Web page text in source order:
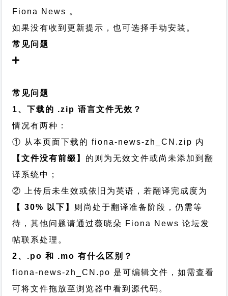
Fiona News 。
如果没有收到更新提示，也可选择手动安装。
常见问题
常见问题
1、下载的 .zip 语言文件无效？
情况有两种：
① 从本页面下载的 fiona-news-zh_CN.zip 内
【文件没有前缀】 的则为无效文件或尚未添加到翻
译系统中；
② 上传后未生效或依旧为英语，若翻译完成度为
【 30% 以下】 则尚处于翻译准备阶段，仍需等
待，其他问题请通过薇晓朵 Fiona News 论坛发
帖联系处理。
2、.po 和 .mo 有什么区别？
fiona-news-zh_CN.po 是可编辑文件，如需查看
可将文件拖放至浏览器中看到源代码。